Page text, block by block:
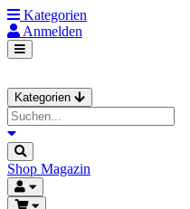
Kategorien
Anmelden
Kategorien
Shop Magazin